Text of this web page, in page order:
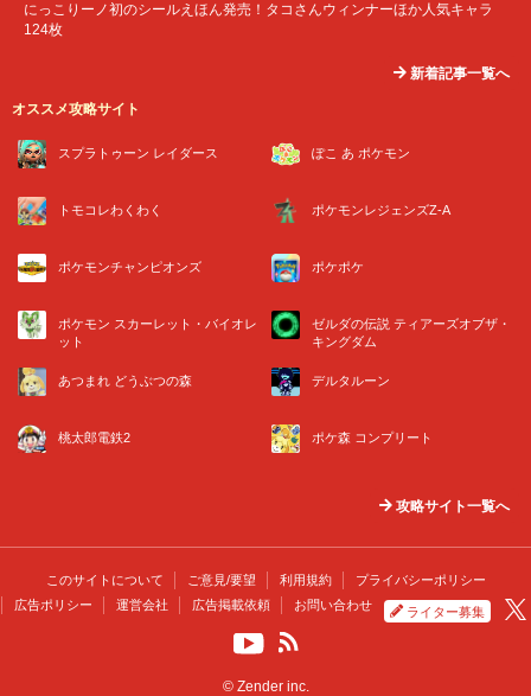
にっこりーノ初のシールえほん発売！タコさんウィンナーほか人気キャラ
124枚
新着記事一覧へ
オススメ攻略サイト
スプラトゥーン レイダース ぽこ あ ポケモン
トモコレわくわく ポケモンレジェンズZ-A
ポケモンチャンピオンズ ポケポケ
ポケモン スカーレット・バイオレ
ット
ゼルダの伝説 ティアーズオブザ・
キングダム
あつまれ どうぶつの森 デルタルーン
桃太郎電鉄2 ポケ森 コンプリート
攻略サイト一覧へ
このサイトについて ご意見/要望 利用規約
プライバシーポリシー
広告ポリシー
運営会社 広告掲載依頼 お問い合わせ ライター募集
© Zender inc.